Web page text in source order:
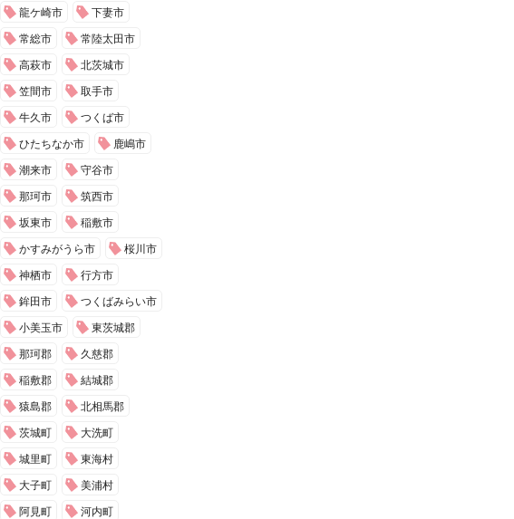
龍ケ崎市 下妻市
常総市 常陸太田市
高萩市 北茨城市
笠間市 取手市
牛久市 つくば市
ひたちなか市 鹿嶋市
潮来市 守谷市
那珂市 筑西市
坂東市 稲敷市
かすみがうら市 桜川市
神栖市 行方市
鉾田市 つくばみらい市
小美玉市 東茨城郡
那珂郡 久慈郡
稲敷郡 結城郡
猿島郡 北相馬郡
茨城町 大洗町
城里町 東海村
大子町 美浦村
阿見町 河内町